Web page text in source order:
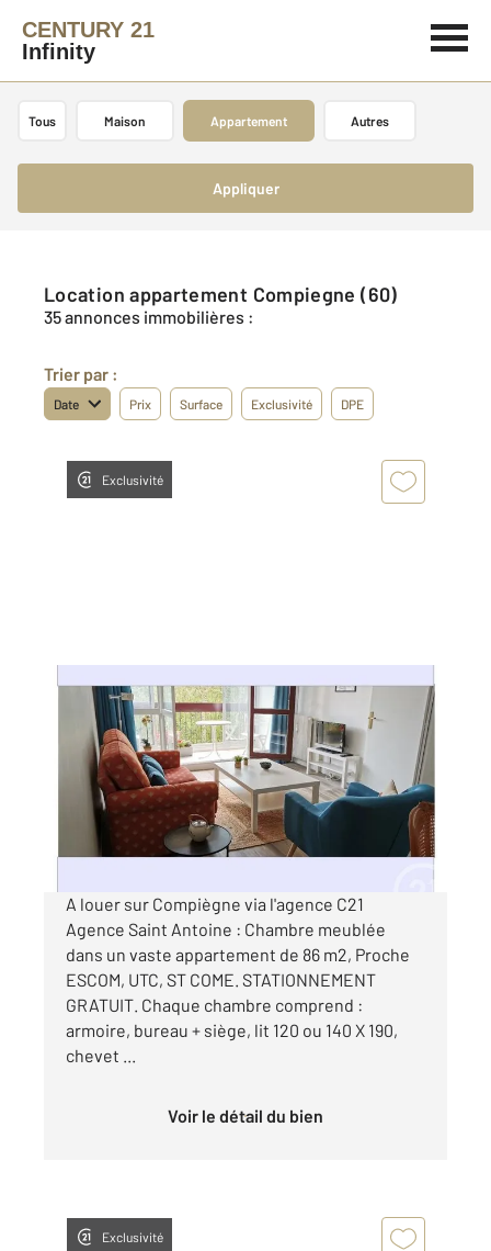
CENTURY 21
Infinity
Tous Maison Appartement Autres
Appliquer
Location appartement Compiegne (60)
35 annonces immobilières :
Trier par :
Date Prix Surface Exclusivité DPE
Exclusivité
COMPIEGNE 60
86 m
, 4 pièces
Ref : 18238
Appartement à louer
445 €
par mois charges comprises
A louer sur Compiègne via l'agence C21
Agence Saint Antoine : Chambre meublée
dans un vaste appartement de 86 m2, Proche
ESCOM, UTC, ST COME. STATIONNEMENT
GRATUIT. Chaque chambre comprend :
armoire, bureau + siège, lit 120 ou 140 X 190,
chevet ...
Voir le détail du bien
Exclusivité